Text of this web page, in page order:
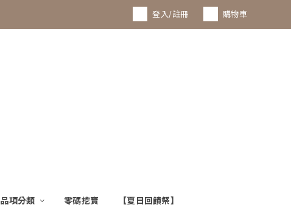
登入/註冊 購物車
品項分類 零碼挖寶 【夏日回饋祭】